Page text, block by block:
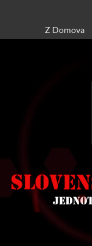
content
Z Domova